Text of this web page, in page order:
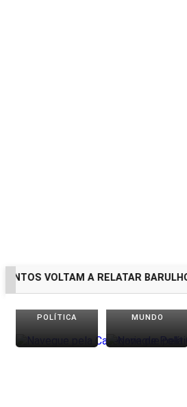
VOLTAM A RELATAR BARULHO
EM ALTA
POLÍTICA MUNDO